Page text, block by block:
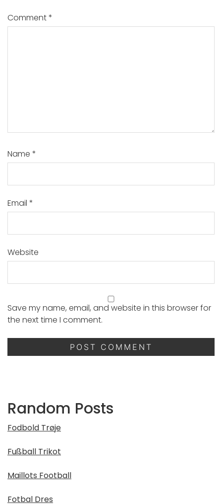
Comment*
Name *
Email *
Website
Save my name, email, and website in this browser for
the next time I comment.
Random Posts
Fodbold Trøje
Fußball Trikot
Maillots Football
Fotbal Dres